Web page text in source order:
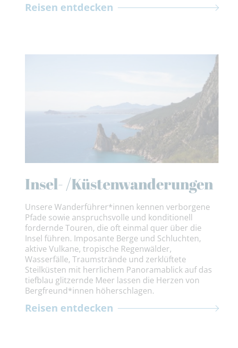
Reisen entdecken
Insel- /Küstenwanderungen
Unsere Wanderführer*innen kennen verborgene
Pfade sowie anspruchsvolle und konditionell
fordernde Touren, die oft einmal quer über die
Insel führen. Imposante Berge und Schluchten,
aktive Vulkane, tropische Regenwälder,
Wasserfälle, Traumstrände und zerklüftete
Steilküsten mit herrlichem Panoramablick auf das
tiefblau glitzernde Meer lassen die Herzen von
Bergfreund*innen höherschlagen.
Reisen entdecken